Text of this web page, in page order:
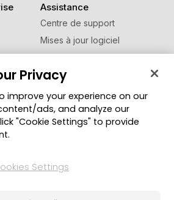
Assistance
Centre de support
Mises à jour logiciel
Centre d'apprentissage
Changer de région
Privacy
improve your experience on our
ads, and analyze our
"Cookie Settings" to provide
Settings